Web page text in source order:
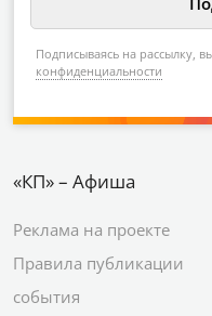
Подписываясь на рассылку,
конфиденциальности
«КП» – Афиша
Реклама на проекте
Правила публикации
события